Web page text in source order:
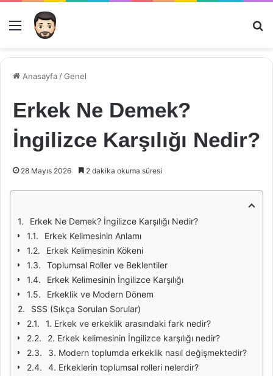
Menü
Anasayfa /Genel
Erkek Ne Demek?
İngilizce Karşılığı Nedir?
28 Mayıs 2026 2 dakika okuma süresi
Erkek Ne Demek? İngilizce Karşılığı Nedir?
Erkek Kelimesinin Anlamı
Erkek Kelimesinin Kökeni
Toplumsal Roller ve Beklentiler
Erkek Kelimesinin İngilizce Karşılığı
Erkeklik ve Modern Dönem
SSS (Sıkça Sorulan Sorular)
1. Erkek ve erkeklik arasındaki fark nedir?
2. Erkek kelimesinin İngilizce karşılığı nedir?
3. Modern toplumda erkeklik nasıl değişmektedir?
4. Erkeklerin toplumsal rolleri nelerdir?